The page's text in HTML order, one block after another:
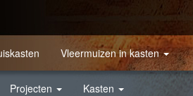
Vleermuizen in kasten
Projecten Kasten